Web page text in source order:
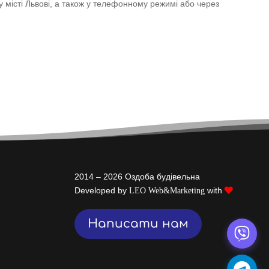
місті Львові, а також у телефонному режимі або через
2014 – 2026 Оздоба будівельна
Developed by LEO Web&Marketingwith
Написати нам